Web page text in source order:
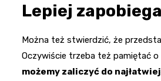
Lepiej
Można też stwierdzić, że
Oczywiście trzeba też pamiętać
możemy zaliczyć do